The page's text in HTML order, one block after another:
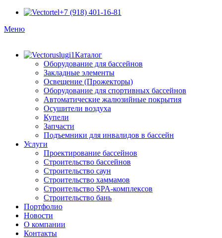
+7 (918) 401-16-81
Меню
Каталог
Оборудование для бассейнов
Закладные элементы
Освещение (Прожекторы)
Оборудование для спортивных бассейнов
Автоматические жалюзийные покрытия
Осушители воздуха
Купели
Запчасти
Подъемники для инвалидов в бассейн
Услуги
Проектирование бассейнов
Строительство бассейнов
Строительство саун
Строительство хаммамов
Строительство SPA-комплексов
Строительство бань
Портфолио
Новости
O компании
Контакты